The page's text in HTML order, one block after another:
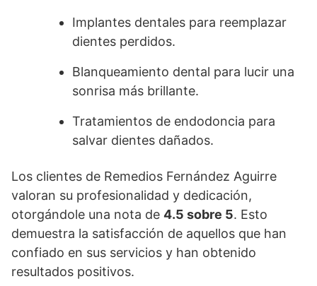
Implantes dentales para reemplazar
dientes perdidos.
Blanqueamiento dental para lucir una
sonrisa más brillante.
Tratamientos de endodoncia para
salvar dientes dañados.
Los clientes de Remedios Fernández Aguirre
valoran su profesionalidad y dedicación,
otorgándole una nota de 4.5 sobre 5. Esto
demuestra la satisfacción de aquellos que han
confiado en sus servicios y han obtenido
resultados positivos.